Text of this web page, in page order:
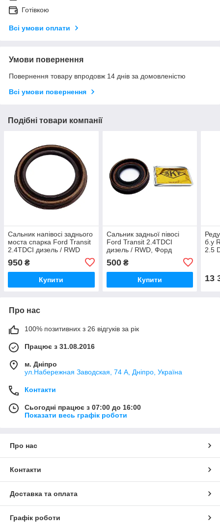
Готівкою
Всі умови оплати
Умови повернення
Повернення товару впродовж 14 днів за домовленістю
Всі умови повернення
Подібні товари компанії
Сальник напівосі заднього
моста спарка Ford Transit
2.4TDCI дизель / RWD
Форд Транзит 2006-2013,
5C161175AA
950 ₴
Купити
Сальник задньої півосі
Ford Transit 2.4TDCI
дизель / RWD, Форд
F75W1177BA
500₴
Купити
б.у
2.5
13
Про нас
100% позитивних з 26 відгуків за рік
Працює з 31.08.2016
м. Дніпро
ул.Набережная Заводская, 74 А, Дніпро, Україна
Контакти
Сьогодні працює з 07:00 до 16:00
Показати весь графік роботи
Про нас
Контакти
Доставка та оплата
Графік роботи